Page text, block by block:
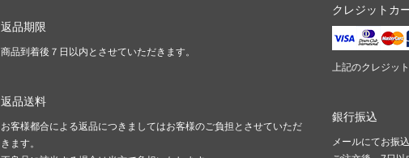
返品期限
商品到着後７日以内とさせていただきます。
返品送料
お客様都合による返品につきましてはお客様のご負担とさせていただ
きます。
クレジットカ
上記のクレジッ
銀行振込
メールにてお振